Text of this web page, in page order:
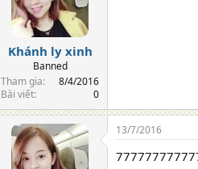
Khánh ly xinh
Banned
Tham gia
8/4/2016
Bài viết
0
13/7/2016